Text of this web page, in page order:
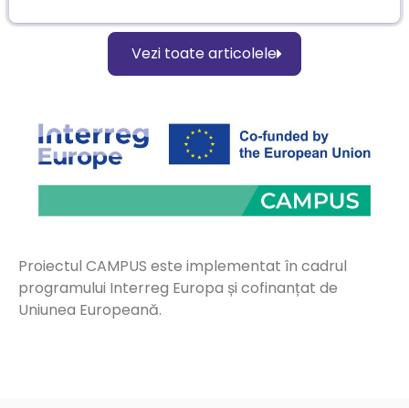
Vezi toate articolele
Proiectul CAMPUS este implementat în cadrul
programului Interreg Europa și cofinanțat de
Uniunea Europeană.